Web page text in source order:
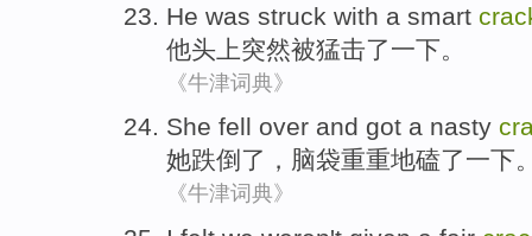
He was struck with a smart
他头上突然被猛击了一下。
《牛津词典》
She fell over and got a nasty
她跌倒 了，脑袋重重地磕了一下
《牛津词典》